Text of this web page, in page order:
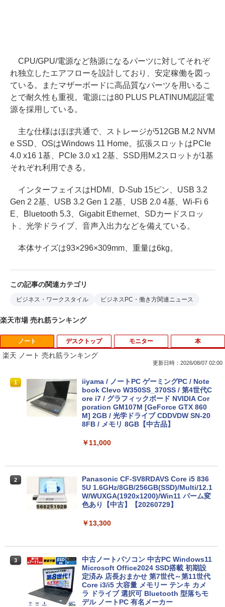
CPU/GPU/電源など熱源になるパーツに対してそれぞ
れ独立したエアフローを設計しており、安定稼働を図っ
ている。またマザーボードに高品質なパーツを用いるこ
とで耐久性も重視。電源には80 PLUS PLATINUM認証電
源を採用している。
主な仕様はほぼ共通で、ストレージが512GB M.2 NVM
e SSD、OSはWindows 11 Home。拡張スロットはPCIe
4.0 x16 1基、PCIe 3.0 x1 2基、SSD用M.2スロットが1基
それぞれ利用できる。
インターフェイスはHDMI、D-Sub 15ピン、USB 3.2
Gen 2 2基、USB 3.2 Gen 1 2基、USB 2.0 4基、Wi-Fi 6
E、Bluetooth 5.3、Gigabit Ethernet、SDカードスロッ
ト、光学ドライブ、音声入出力などを備えている。
本体サイズは93×296×309mm、重量は6kg。
この記事の関連カテゴリ
ビジネス・ワークスタイル ビジネスPC・働き方関連ニュース
楽天市場 売れ筋ランキング
ノート
楽天 ノート 売れ筋ランキング
更新日時：2026/08/07 02:00
1
iiyama / ノートPC ゲーミングPC / Note
book Clevo W350SS_370SS / 第4世代C
ore i7 / グラフィックボード NVIDIA Cor
poration GM107M [GeForce GTX 860
M] 2GB / 光学ドライブ CDDVDW SN-20
8FB / メモリ 8GB【中古品】
￥11,000
2
Panasonic CF-SV8RDAVS Core i5 836
5U 1.6GHz/8GB/256GB(SSD)/Multi/12.1
W/WUXGA(1920x1200)/Win11 パーム変
色あり【中古】【20260729】
￥13,300
3
中古ノートパソコン 中古PC Windows11
Microsoft Office2024 SSD搭載 初期設
定済み 店長おまかせ 第7世代～第11世代
Core i3/i5 大容量 メモリー テンキ カメ
ラ ドライブ 選択可 Bluetooth 型落ちモ
デル ノートPC 有名メーカー
デスクトップ モニター 本